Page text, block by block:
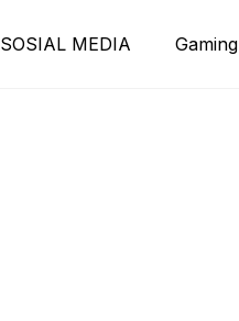
SOSIAL MEDIA Gaming